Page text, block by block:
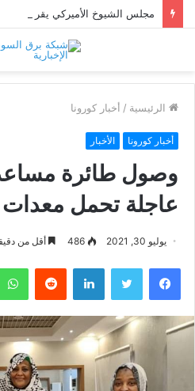
الرئيسية / أخبار كورونا
أخبار كورونا الأخبار
وصول طائرة
عاجلة تحمل معدات
يوليو 30, 2021 486 أقل من
فيسبوك تويتر لينكدإن